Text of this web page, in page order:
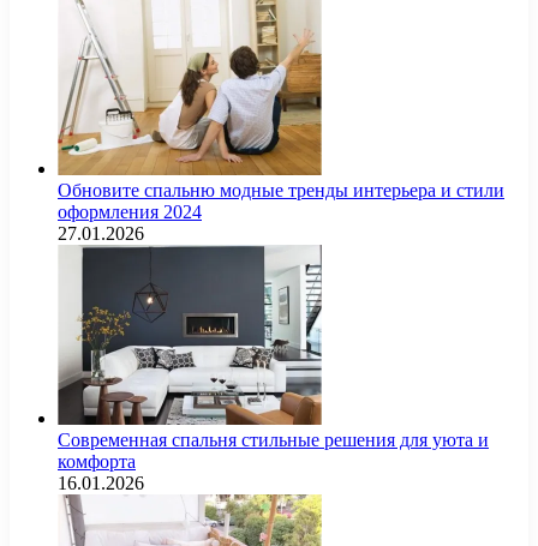
Обновите спальню модные тренды интерьера и стили
оформления 2024
27.01.2026
Современная спальня стильные решения для уюта и
комфорта
16.01.2026